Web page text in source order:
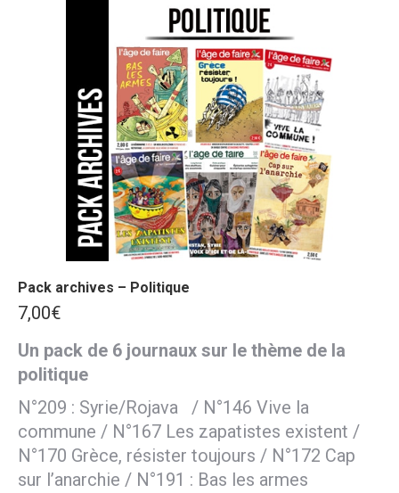
Pack archives – Politique
7,00€
Un pack de 6 journaux sur le thème de la
politique
N°209 : Syrie/Rojava / N°146 Vive la
commune / N°167 Les zapatistes existent /
N°170 Grèce, résister toujours / N°172 Cap
sur l’anarchie / N°191 : Bas les armes